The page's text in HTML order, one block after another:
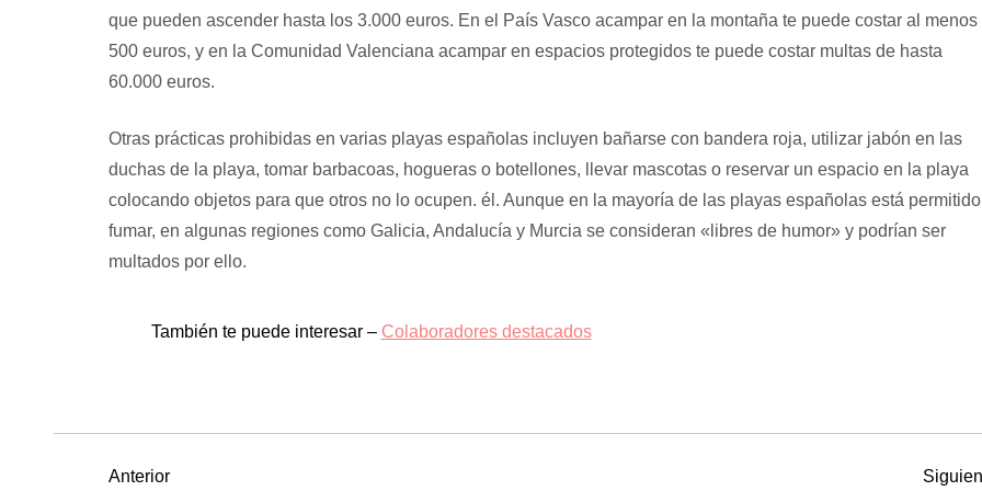
que pueden ascender hasta los 3.000 euros. En el País Vasco acampar en la montaña te puede costar al menos
500 euros, y en la Comunidad Valenciana acampar en espacios protegidos te puede costar multas de hasta
60.000 euros.
Otras prácticas prohibidas en varias playas españolas incluyen bañarse con bandera roja, utilizar jabón en las
duchas de la playa, tomar barbacoas, hogueras o botellones, llevar mascotas o reservar un espacio en la playa
colocando objetos para que otros no lo ocupen. él. Aunque en la mayoría de las playas españolas está permitido
fumar, en algunas regiones como Galicia, Andalucía y Murcia se consideran «libres de humor» y podrían ser
multados por ello.
También te puede interesar – Colaboradores destacados
Entrada
Anterior